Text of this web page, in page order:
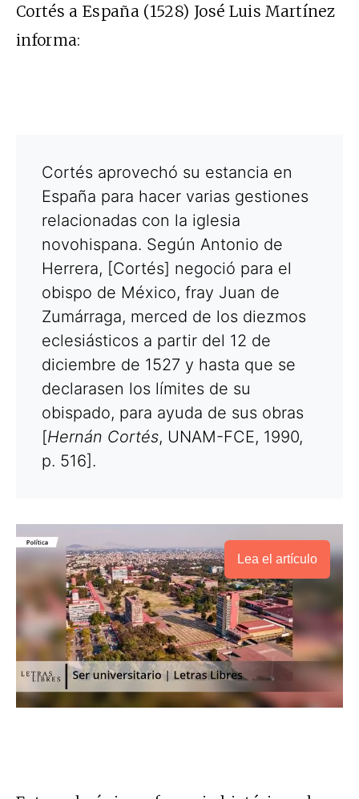
Cortés a España (1528) José Luis Martínez
informa:
Cortés aprovechó su estancia en
España para hacer varias gestiones
relacionadas con la iglesia
novohispana. Según Antonio de
Herrera, [Cortés] negoció para el
obispo de México, fray Juan de
Zumárraga, merced de los diezmos
eclesiásticos a partir del 12 de
diciembre de 1527 y hasta que se
declarasen los límites de su
obispado, para ayuda de sus obras
[Hernán Cortés, UNAM-FCE, 1990,
p. 516].
Lea el artículo